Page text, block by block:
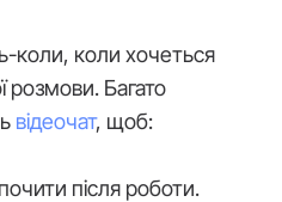
коли, коли хочеться
розмови. Багато
відеочат, щоб:
після роботи.